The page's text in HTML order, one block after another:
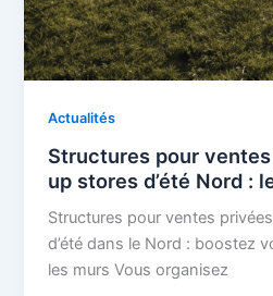
Actualités
Structures pour
up stores d’été Nord :
Structures pour ventes
d’été dans le Nord : boostez
les murs Vous organisez